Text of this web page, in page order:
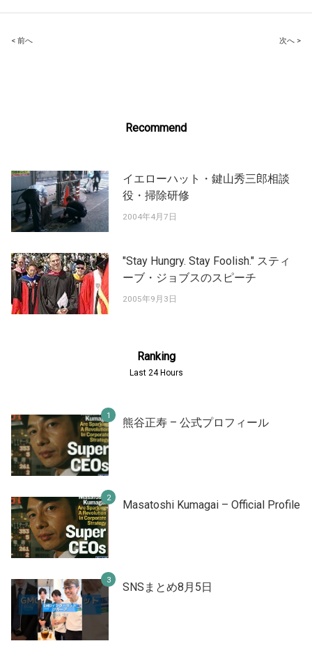
Post
< 前へ 次へ >
Recommend
イエローハット・鍵山秀三郎相談
役・掃除研修
2004年4月7日
"Stay Hungry. Stay Foolish." スティ
ーブ・ジョブスのスピーチ
2005年9月3日
Ranking
Last 24 Hours
熊谷正寿 – 公式プロフィール
Masatoshi Kumagai – Official Profile
SNSまとめ8月5日